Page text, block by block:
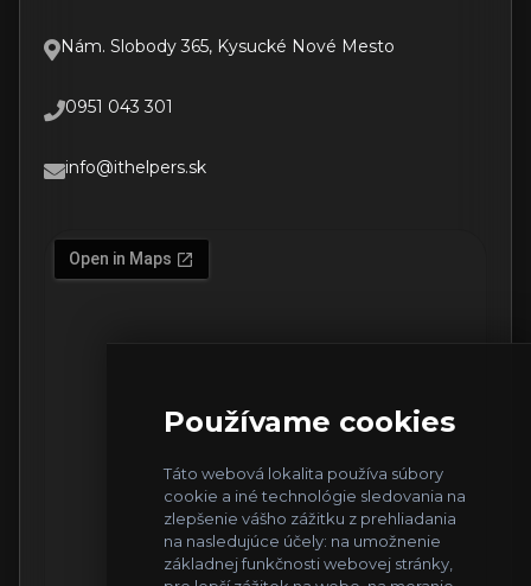
Používame cookies
Táto webová lokalita používa súbory
cookie a iné technológie sledovania na
zlepšenie vášho zážitku z prehliadania
na nasledujúce účely: na umožnenie
základnej funkčnosti webovej stránky,
Nám. Slobody 365, Kysucké Nové Mesto
0951 043 301
info@ithelpers.sk